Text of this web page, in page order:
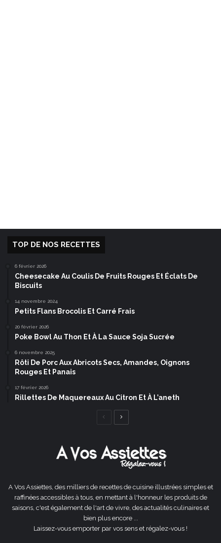
TOP DE NOS RECETTES
6 février 2026
Cheesecake Au Coulis De Fruits Rouges Et Éclats De
Biscuits
14 novembre 2024
Petits Flans Brocolis Et Carré Frais
20 février 2026
Poke Bowl Au Thon Et À La Sauce Soja Sucrée
6 novembre 2025
Rôti De Porc Aux Abricots Secs, Amandes, Oignons
Rouges Et Panais
17 février 2026
Rillettes De Maquereaux Au Citron Et À L’aneth
Page
A Vos Assiettes, des milliers de recettes de cuisine illustrées simples et
raffinées accessibles à tous, en mettant à l'honneur les produits de
saisons, c'est également de l'art de vivre, des actualités culinaires et
bien plus encore ...
Laissez-vous emporter par vos sens et régalez-vous !